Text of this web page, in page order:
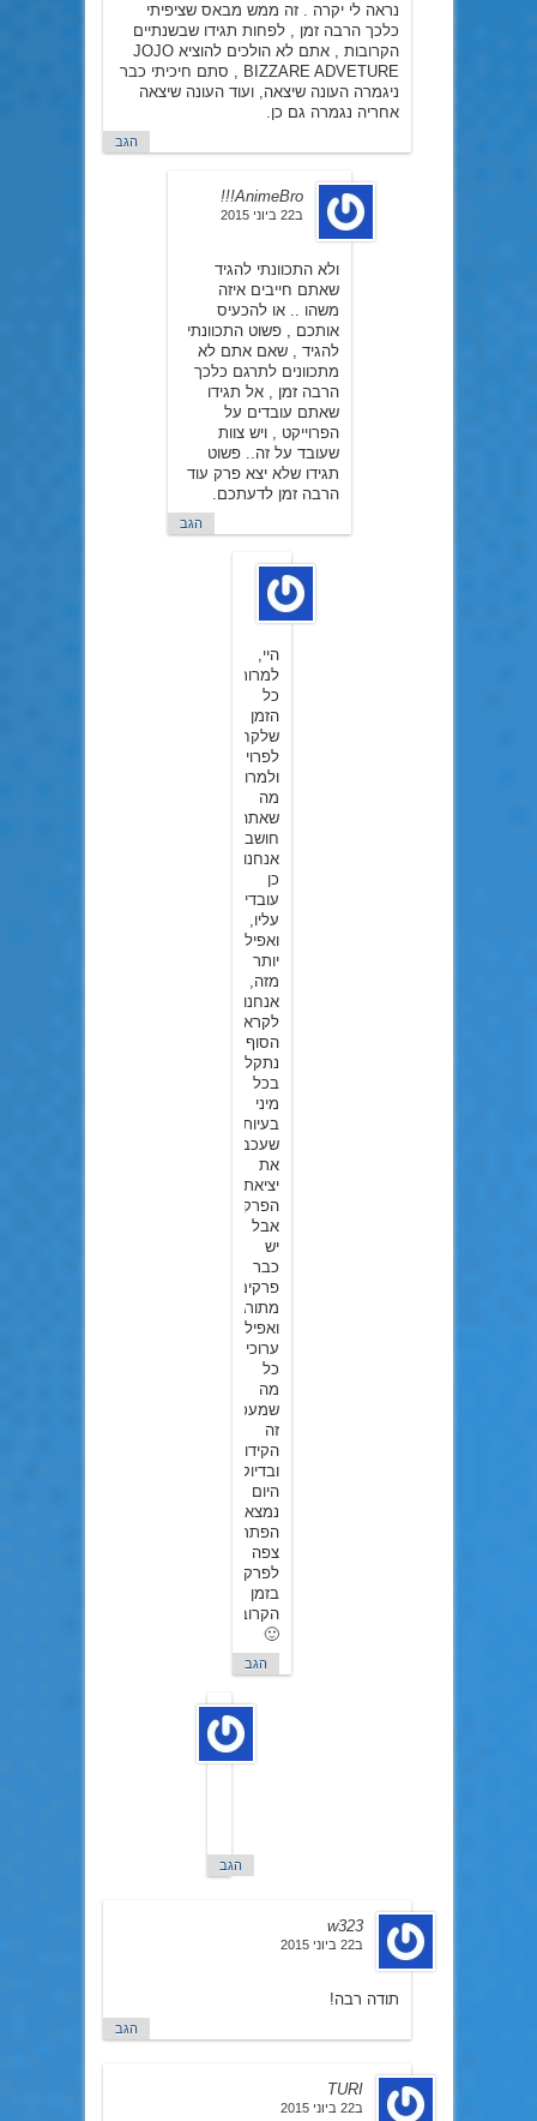
נראה לי יקרה . זה ממש מבאס שציפיתי
כלכך הרבה זמן , לפחות תגידו שבשנתיים
הקרובות , אתם לא הולכים להוציא JOJO
BIZZARE ADVETURE , סתם חיכיתי כבר
ניגמרה העונה שיצאה, ועוד העונה שיצאה
אחריה נגמרה גם כן.
הגב
AnimeBro!!!
ב22 ביוני 2015
ולא התכוונתי להגיד
שאתם חייבים איזה
משהו .. או להכעיס
אותכם , פשוט התכוונתי
להגיד , שאם אתם לא
מתכוונים לתרגם כלכך
הרבה זמן , אל תגידו
שאתם עובדים על
הפרוייקט , ויש צוות
שעובד על זה.. פשוט
תגידו שלא יצא פרק עוד
הרבה זמן לדעתכם.
הגב
היי,
למרות
כל
הזמן
שלקח
לפרויקט,
ולמרות
מה
שאתה
חושב
אנחנו
כן
עובדים
עליו,
ואפילו
יותר
מזה,
אנחנו
לקראת
הסוף,
נתקלנו
בכל
מיני
בעיות
שעכבו
את
יציאת
הפרקים,
אבל
יש
כבר
פרקים
מתורגמים
ואפילו
ערוכים,
כל
מה
שמעכב
זה
הקידוד
ובדיוק
היום
נמצא
הפתרון.
צפה
לפרקים
בזמן
הקרוב
🙂
הגב
AnimeBro!!!
ב23
ביוני
2015
הגב
w323
ב22 ביוני 2015
תודה רבה!
הגב
TURI
ב22 ביוני 2015